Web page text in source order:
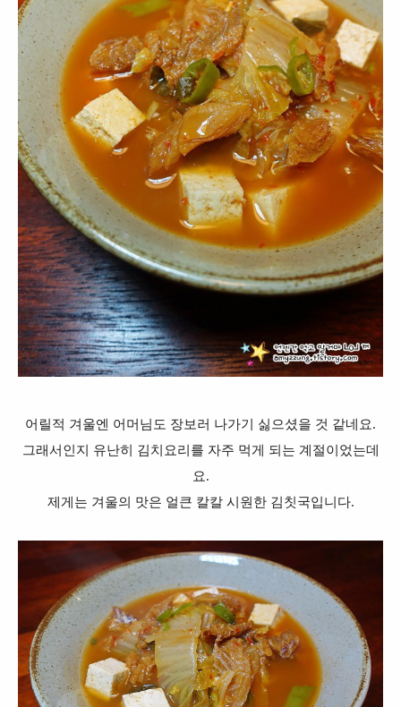
어릴적 겨울엔 어머님도 장보러 나가기 싫으셨을 것 같네요.
그래서인지 유난히 김치요리를 자주 먹게 되는 계절이었는데
요.
제게는 겨울의 맛은 얼큰 칼칼 시원한 김칫국입니다.